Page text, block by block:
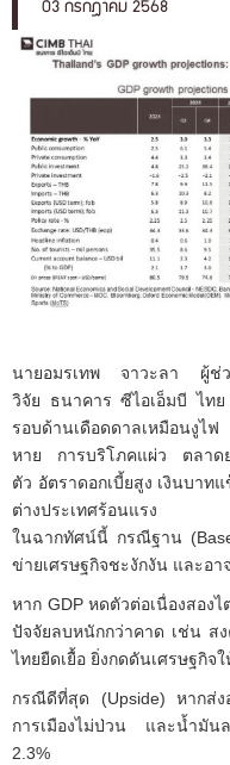
03 กรกฎาคม 2568
นายอมรเทพ จาวะลา ผู้ช่ว
วิจัย ธนาคาร ซีไอเอ็มบี ไทย
รอบด้านเดือดดาลเหมือนงูไ
หาย การบริโภคแผ่ว ตลาด
ตัว อัตราดอกเบี้ยสูง เงินบาทแ
ต่างประเทศร้อนแรง
ในฉากทัศน์นี้ กรณีฐาน
ข่ายเศรษฐกิจชะงักงัน และอา
หาก GDP หดตัวต่อเนื่องสอง
ปัจจัยลบหนักกว่าคาด เช่น ส
ไทยยืดเยื้อ ยิ่งกดดันเศรษฐกิจ
กรณีดีที่สุด (Upside) หากส่ง
การเมืองไม่ป่วน และน้ำมัน
2.3%